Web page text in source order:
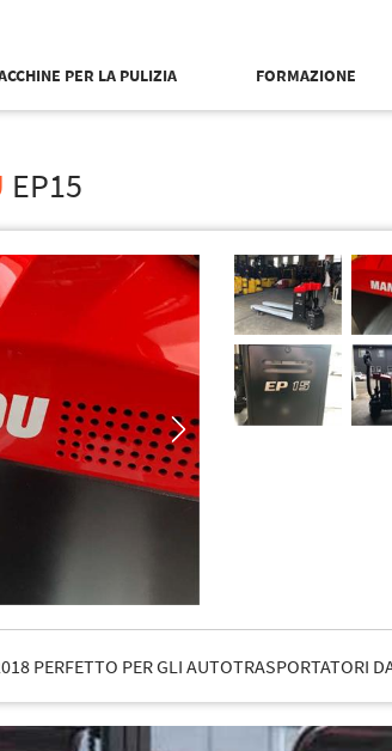
PER LA PULIZIA FORMAZIONE
EP15
PERFETTO PER GLI AUTOTRASPORTATORI